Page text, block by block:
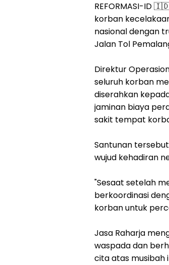
REFORMASI-ID
korban
nasional dengan
Jalan Tol
Direktur
seluruh korban
diserahkan
jaminan biaya
sakit tempat
Santunan
wujud kehadiran
"Sesaat setelah
berkoordinasi
korban untuk
Jasa Raharja
waspada dan
cita atas musibah